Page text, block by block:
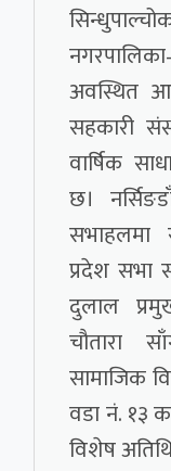
अवस्थित
सहकारी
वार्षिक
छ।
सभाहलमा
प्रदेश सभा
दुलाल
चौतारा
सामाजिक
वडा नं. १३
विशेष